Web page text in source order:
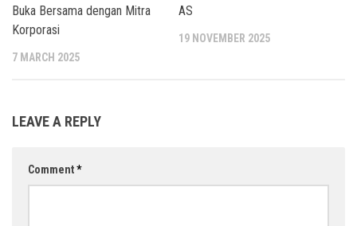
Buka Bersama dengan Mitra
Korporasi
7 MARCH 2025
AS
19 NOVEMBER 2025
LEAVE A REPLY
Comment*